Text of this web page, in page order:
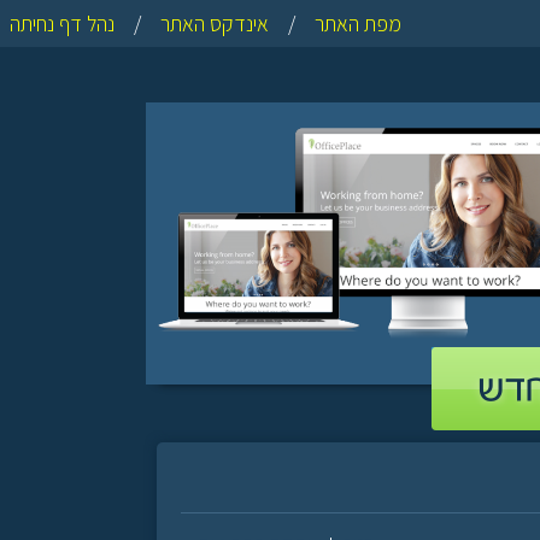
מפת האתר / אינדקס האתר / נהל דף נחיתה